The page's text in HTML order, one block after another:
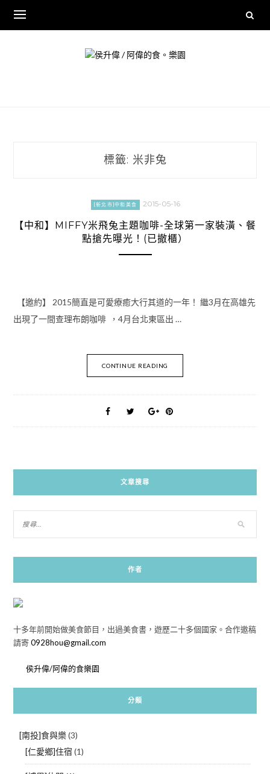
content
標籤: 米非兔
[新北市]中和美食 2015-05-16
【中和】MIFFY米飛兔主題咖啡-全球第一家裝潢、餐
點搶先曝光！(已撤櫃）
【邀約】 2015簡直是可愛療癒大行其道的一年！ 繼3月在高雄先
出現了一間查理布朗咖啡 ，4月台北東區出 …
CONTINUE READING
文章搜尋
作者
十多年前開始做美食節目，出過美食書，遊歷二十多個國家。合作邀稿
請寄0928hou@gmail.com
侯升偉/阿偉的食樂園
分類
[南投]食與樂(3)
[仁愛鄉]住宿 (1)